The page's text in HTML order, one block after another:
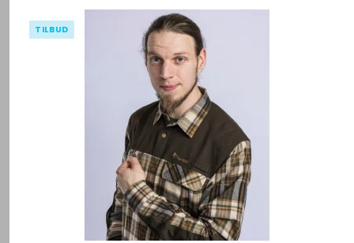
TILBUD